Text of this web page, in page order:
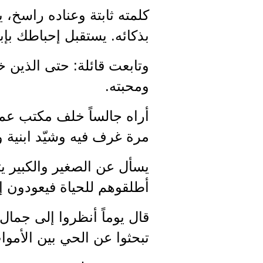
كلمته ثابتة وعناده
بذكائه. يستقبل إحباطك
وتابعت قائلة: حتى الذين
ومحبته.
أراه جالساً خلف مكتب
مرة غرف فيه وشيّد ابنية
يسأل عن الصغير والكبير
أطلقوهم للحياة
قال يوماً أنظروا إلى جمال
تبحثوا عن الحي بين